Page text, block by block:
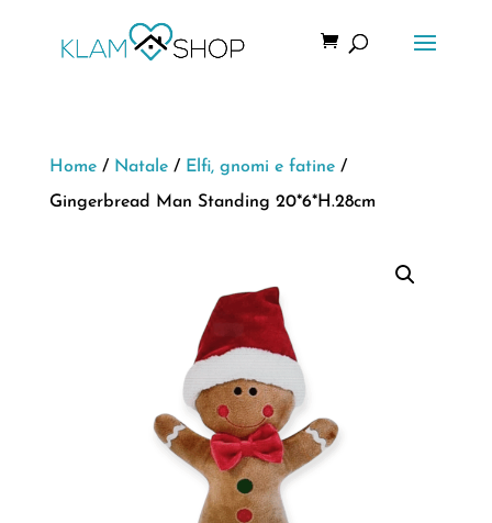
Home/ Natale/ Elfi, gnomi e fatine/
Gingerbread Man Standing 20*6*H.28cm